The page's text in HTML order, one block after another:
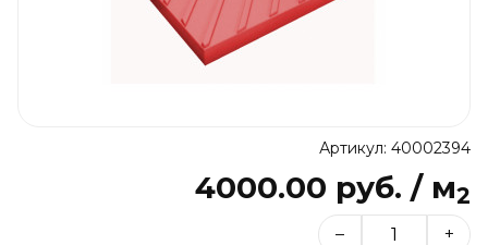
Артикул: 40002394
4000.00 руб. / м2
– +